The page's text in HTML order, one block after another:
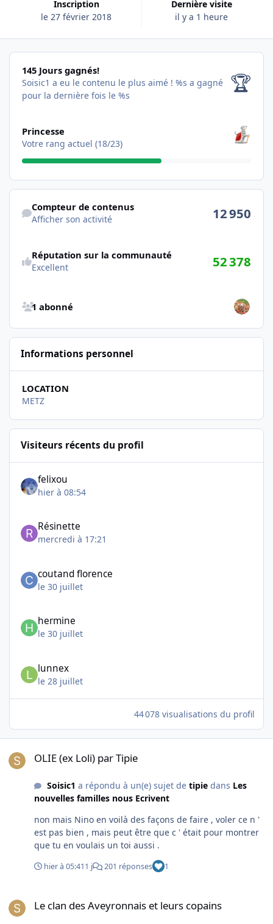
Inscription
le 27 février 2018
Dernière visite
il y a 1 heure
145 Jours gagnés!
145 Jours gagnés!
Soisic1 a eu le contenu le plus aimé ! %s a gagné
pour la dernière fois le %s
🏆
Princesse
Votre rang actuel (18/23)
Afficher son activité
Compteur de contenus
Afficher son activité 12 950
Réputation sur la communauté
Excellent 52 378
1 abonné
Informations personnel
LOCATION
METZ
Visiteurs récents du profil
felixou
hier à 08:54
Résinette
mercredi à 17:21
coutand florence
le 30 juillet
hermine
le 30 juillet
lunnex
le 28 juillet
44 078 visualisations du profil
OLIE (ex Loli) par Tipie
Soisic1 a répondu à un(e) sujet de tipiedans Les
nouvelles familles nous Ecrivent
non mais Nino en voilà des façons de faire , voler ce n '
est pas bien , mais peut être que c ' était pour montrer
que tu en voulais un toi aussi .
hier à 05:411 j 201 réponses 1
Le clan des Aveyronnais et leurs copains